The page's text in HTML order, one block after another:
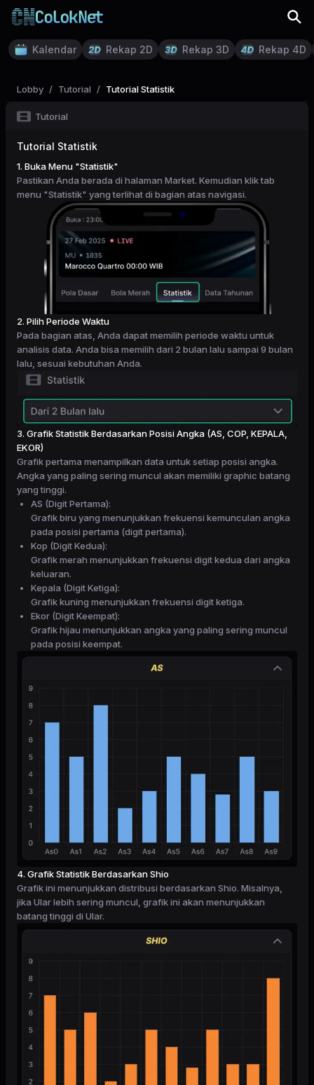
Kalendar Rekap 2D Rekap 3D Rekap 4D
Lobby / Tutorial / TutorialStatistik
Tutorial
Tutorial Statistik
1. Buka Menu "Statistik"
Pastikan Anda berada di halaman Market. Kemudian klik tab
menu "Statistik" yang terlihat di bagian atas navigasi.
2. Pilih Periode Waktu
Pada bagian atas, Anda dapat memilih periode waktu untuk
analisis data. Anda bisa memilih dari 2 bulan lalu sampai 9 bulan
lalu, sesuai kebutuhan Anda.
3. Grafik Statistik Berdasarkan Posisi Angka (AS, COP, KEPALA,
EKOR)
Grafik pertama menampilkan data untuk setiap posisi angka.
Angka yang paling sering muncul akan memiliki graphic batang
yang tinggi.
AS (Digit Pertama):
Grafik biru yang menunjukkan frekuensi kemunculan angka
pada posisi pertama (digit pertama).
Kop (Digit Kedua):
Grafik merah menunjukkan frekuensi digit kedua dari angka
keluaran.
Kepala (Digit Ketiga):
Grafik kuning menunjukkan frekuensi digit ketiga.
Ekor (Digit Keempat):
Grafik hijau menunjukkan angka yang paling sering muncul
pada posisi keempat.
4. Grafik Statistik Berdasarkan Shio
Grafik ini menunjukkan distribusi berdasarkan Shio. Misalnya,
jika Ular lebih sering muncul, grafik ini akan menunjukkan
batang tinggi di Ular.